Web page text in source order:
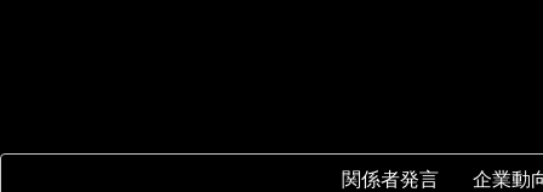
関係者発言 企業動